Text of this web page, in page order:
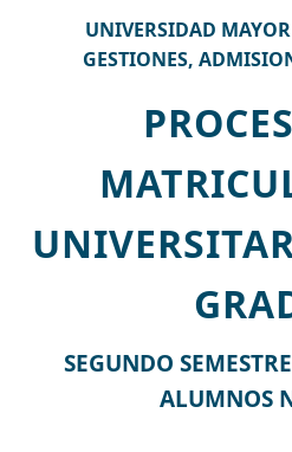
UNIVERSIDAD
GESTIONES,
SEGUNDO
ALUMNOS